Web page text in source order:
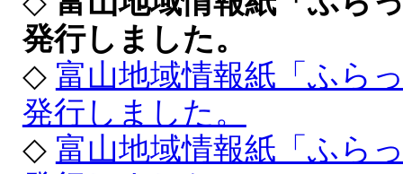
発行しました。
◇ 富山地域情報紙「ふら
発行しました。
◇ 富山地域情報紙「ふら